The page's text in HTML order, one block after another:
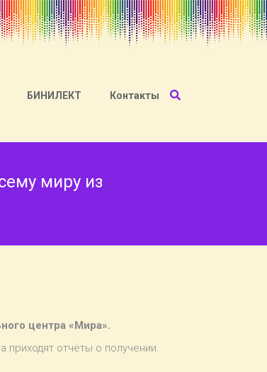
БИНИЛЕКТ Контакты
миру из
центра «Мира».
отчёты о получении.